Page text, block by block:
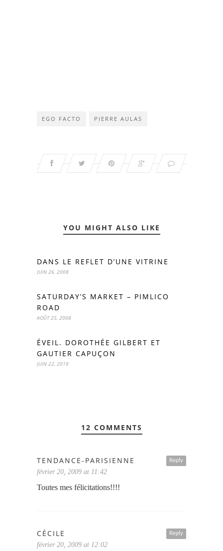
EGO FACTO PIERRE AULAS
YOU MIGHT ALSO LIKE
DANS LE REFLET D’UNE VITRINE
JUIN 26, 2008
SATURDAY’S MARKET – PIMLICO
ROAD
AOÛT 25, 2008
ÉVEIL. DOROTHÉE GILBERT ET
GAUTIER CAPUÇON
JUIN 22, 2019
12 COMMENTS
Reply
TENDANCE-PARISIENNE
février 20, 2009 at 11:42
Toutes mes félicitations!!!!
Reply
CÉCILE
février 20, 2009 at 12:02